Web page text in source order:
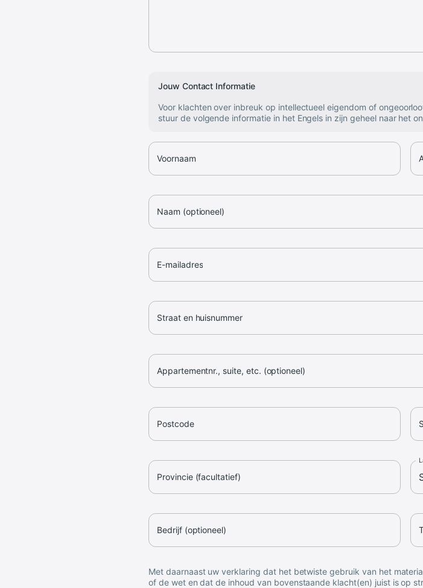
Jouw Contact Informatie
Voor klachten over inbreuk op intellectueel eigendom of
stuur de volgende informatie in het Engels in zijn geheel naar het
Voornaam
Naam (optioneel)
E-mailadres
Straat en huisnummer
Appartementnr., suite, etc. (optioneel)
Postcode
Provincie (facultatief)
Bedrijf (optioneel)
Met daarnaast uw verklaring dat het betwiste gebruik van het
of de wet en dat de inhoud van bovenstaande klacht(en) juist is op